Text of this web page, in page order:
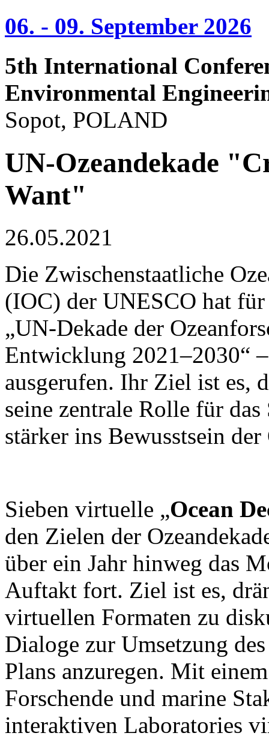
06. - 09. September 2026
5th International
Environmental
Sopot, POLAND
UN-Ozeandekade
Want"
26.05.2021
Die Zwischenstaatliche
(IOC) der UNESCO hat
„UN-Dekade der
Entwicklung 2021–2030“
ausgerufen. Ihr Ziel ist es,
seine zentrale Rolle für
stärker ins Bewusstsein
Sieben virtuelle „Ocean
den Zielen der
über ein Jahr hinweg das
Auftakt fort. Ziel ist es,
virtuellen Formaten zu
Dialoge zur Umsetzung
Plans anzuregen. Mit
Forschende und marine
interaktiven Laboratories